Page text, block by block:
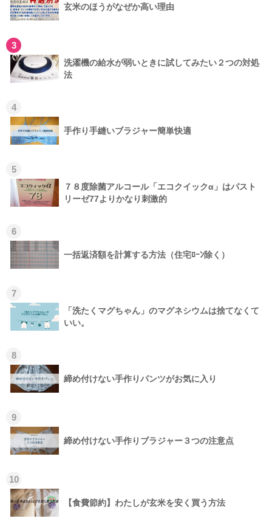
玄米のほうがなぜか高い理由
3
洗濯機の給水が弱いときに試してみたい２つの対処
法
4
手作り手縫いブラジャー簡単快適
5
７８度除菌アルコール「エコクイックα」はパスト
リーゼ77よりかなり刺激的
6
一括返済額を計算する方法（住宅ﾛｰﾝ除く）
7
「洗たくマグちゃん」のマグネシウムは捨てなくて
いい。
8
締め付けない手作りパンツがお気に入り
9
締め付けない手作りブラジャー３つの注意点
10
【食費節約】わたしが玄米を安く買う方法